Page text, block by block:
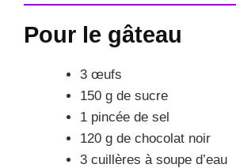
Pour le gâteau
3 œufs
150 g de sucre
1 pincée de sel
120 g de chocolat noir
3 cuillères à soupe d’eau